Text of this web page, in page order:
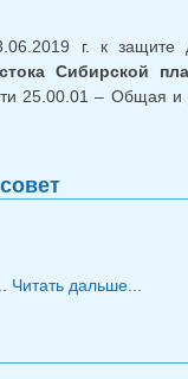
г. к защите
Сибирской
25.00.01 – Общая
Читать дальше...